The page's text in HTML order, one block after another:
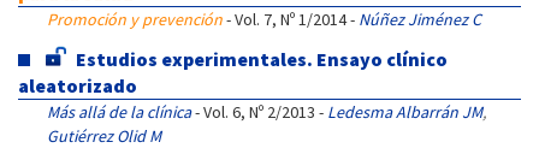
Promoción y prevención- Vol. 7, Nº 1/2014 - Núñez Jiménez C
Estudios experimentales. Ensayo clínico
aleatorizado
Más allá de la clínica- Vol. 6, Nº 2/2013 - Ledesma Albarrán JM,
Gutiérrez Olid M